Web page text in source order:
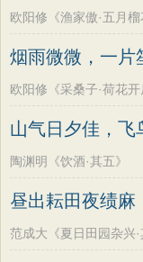
欧阳修《渔家傲·五月榴
烟雨微微，一片
欧阳修《采桑子·荷花开
山气日夕佳，飞
陶渊明《饮酒·其五》
昼出耘田夜绩麻
范成大《夏日田园杂兴·